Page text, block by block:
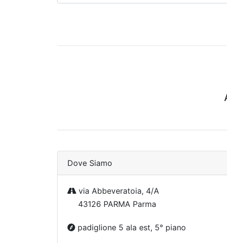
Dove Siamo
via Abbeveratoia, 4/A
43126 PARMA Parma
padiglione 5 ala est, 5° piano